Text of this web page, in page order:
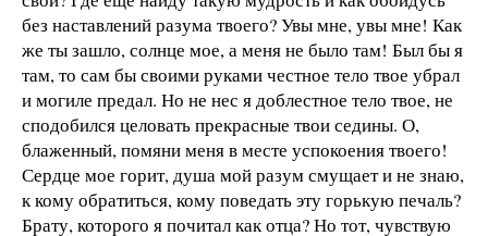
без наставлений разума твоего? Увы мне, увы мне! Как
же ты зашло, солнце мое, а меня не было там! Был бы я
там, то сам бы своими руками честное тело твое убрал
и могиле предал. Но не нес я доблестное тело твое, не
сподобился целовать прекрасные твои седины. О,
блаженный, помяни меня в месте успокоения твоего!
Сердце мое горит, душа мой разум смущает и не знаю,
к кому обратиться, кому поведать эту горькую печаль?
Брату, которого я почитал как отца? Но тот, чувствую